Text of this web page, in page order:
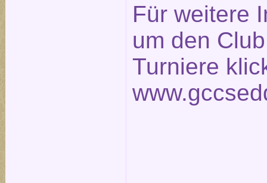
Für weitere
um den
Turniere